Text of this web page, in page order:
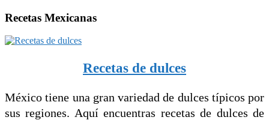
Recetas Mexicanas
Recetas de dulces
México tiene una gran variedad de dulces típicos por
sus regiones. Aquí encuentras recetas de dulces de